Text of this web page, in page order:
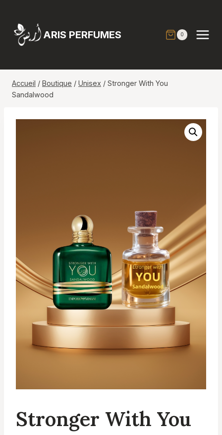
contenu
ARIS PERFUMES 0
Accueil / Boutique / Unisex / Stronger With You
Sandalwood
Stronger With You